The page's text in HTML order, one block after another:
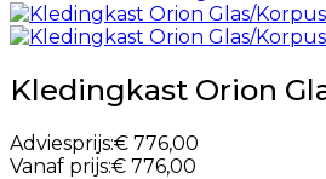
Kledingkast Orion
Adviesprijs:€ 776,00
Vanaf prijs:€ 776,00